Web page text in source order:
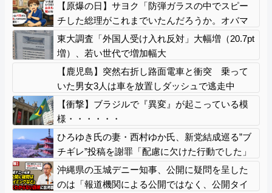
【原爆の日】サヨク「防弾ガラスの中でスピー
チした総理がこれまでいたんだろうか。オバマ
大統領でさえ、防弾ガラスなんてなかった！」
→石破茂＆オバマ大統領も使ってました
東大調査「外国人受け入れ反対」大幅増（20.7pt
増）、若い世代で増加幅大
【鹿児島】突然右折し路面電車と衝突 乗って
いた男女3人は車を放置しダッシュで逃走中
【衝撃】ブラジルで『異変』が起こっている模
様・・・・・・
ひろゆき氏の妻・西村ゆか氏、新党結成巡る”ブ
チギレ”投稿を謝罪「配慮に欠けた行動でした」
夫婦で投稿
沖縄県の玉城デニー知事、公開に疑問を呈した
のは「報道機関による公開ではなく、公開タイ